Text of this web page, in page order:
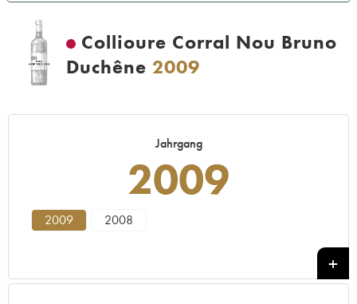
Collioure Corral Nou Bruno
Duchêne 2009
Jahrgang
2009
2009 2008